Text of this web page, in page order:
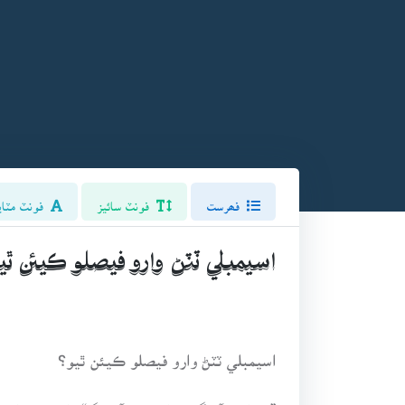
اسيمبلي ٽٽڻ وارو فيصلو ڪيئن
اسيمبلي ٽٽڻ وارو فيصلو ڪيئن ٿيو؟